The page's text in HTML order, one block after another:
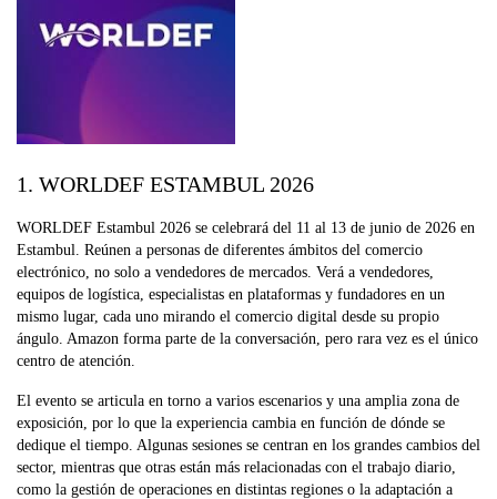
1. WORLDEF ESTAMBUL 2026
WORLDEF Estambul 2026 se celebrará del 11 al 13 de junio de 2026 en
Estambul. Reúnen a personas de diferentes ámbitos del comercio
electrónico, no solo a vendedores de mercados. Verá a vendedores,
equipos de logística, especialistas en plataformas y fundadores en un
mismo lugar, cada uno mirando el comercio digital desde su propio
ángulo. Amazon forma parte de la conversación, pero rara vez es el único
centro de atención.
El evento se articula en torno a varios escenarios y una amplia zona de
exposición, por lo que la experiencia cambia en función de dónde se
dedique el tiempo. Algunas sesiones se centran en los grandes cambios del
sector, mientras que otras están más relacionadas con el trabajo diario,
como la gestión de operaciones en distintas regiones o la adaptación a